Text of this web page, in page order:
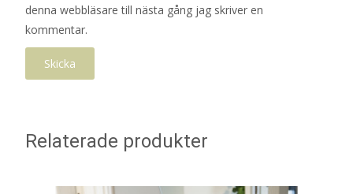
denna webbläsare till nästa gång jag skriver en
kommentar.
Relaterade produkter